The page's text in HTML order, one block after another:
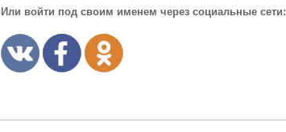
Или войти под своим именем через социальные сети: